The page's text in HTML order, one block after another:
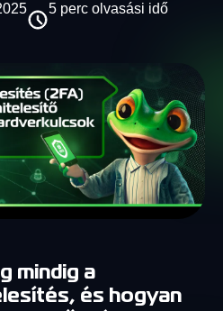
5 perc olvasási idő
mindig a
és hogyan